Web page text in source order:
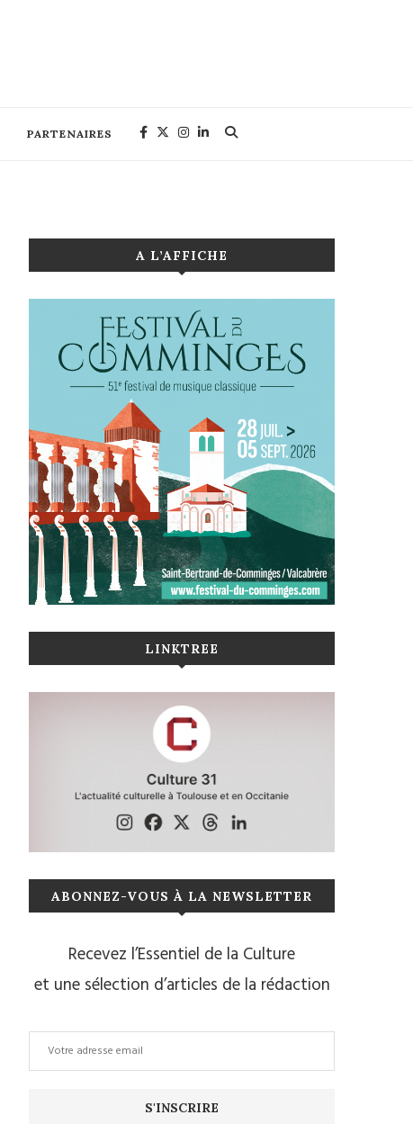
PARTENAIRES
A L’AFFICHE
LINKTREE
ABONNEZ-VOUS À LA NEWSLETTER
Recevez l’Essentiel de la Culture
et une sélection d’articles de la rédaction